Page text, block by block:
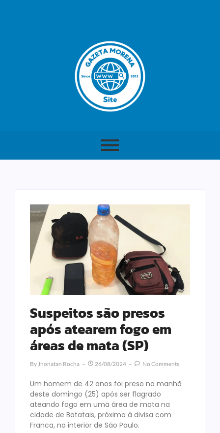
Suspeitos são presos
após atearem fogo em
áreas de mata (SP)
By Jhonatan Rocha 26/08/2024 No Comments
Um homem de 42 anos foi preso na manhã
deste domingo (25) após ser flagrado
ateando fogo em uma área de mata na
cidade de Batatais, próximo à divisa com
Franca, no interior de São Paulo.